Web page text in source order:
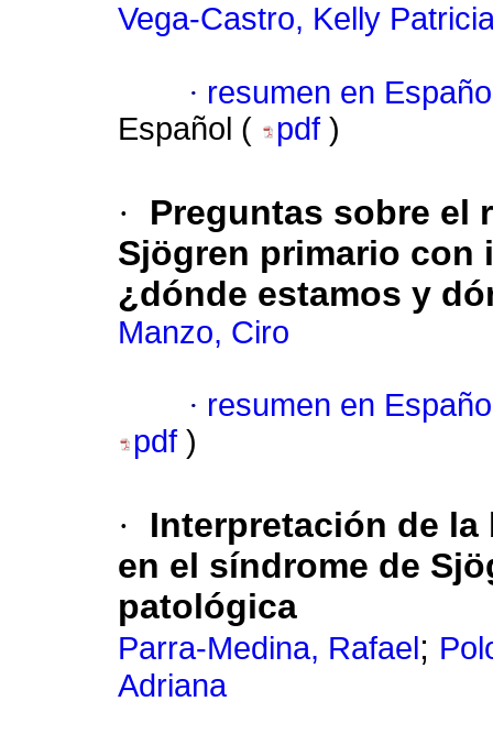
Vega-Castro, Kelly
· resumen en
Español (
pdf )
·
Preguntas sobre el
Sjögren primario con
¿dónde estamos y
Manzo, Ciro
· resumen en
pdf )
·
Interpretación de
en el síndrome de
patológica
Parra-Medina, Rafael ;
Adriana